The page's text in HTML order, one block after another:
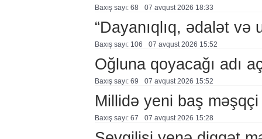
Baxış sayı: 68 07 avqust 2026 18:33
“Dayanıqlıq, ədalət
Baxış sayı: 106 07 avqust 2026 15:52
Oğluna qoyacağı adı
Baxış sayı: 69 07 avqust 2026 15:52
Millidə yeni baş məşqçi
Baxış sayı: 67 07 avqust 2026 15:28